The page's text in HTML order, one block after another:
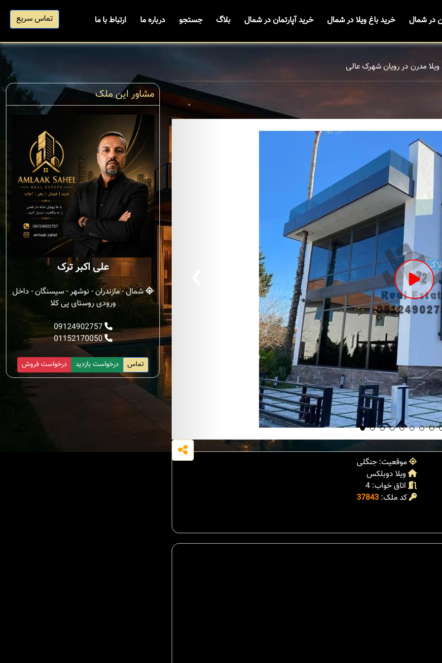
در شمال خرید باغ ویلا در شمال خرید آپارتمان در شمال بلاگ جستجو درباره ما ارتباط با ما تماس سریع
مدرن در رویان شهرک عالی
موقعیت: جنگلی
ویلا دوبلکس
اتاق خواب: 4
کد ملک: 37843
مشاور این ملک
علی اکبر ترک
شمال - مازندران - نوشهر - سیسنگان - داخل
ورودی روستای پی کلا
09124902757
01152170050
درخواست فروش درخواست بازدید تماس